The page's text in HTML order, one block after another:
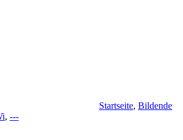
Startseite, Bildende
, ---